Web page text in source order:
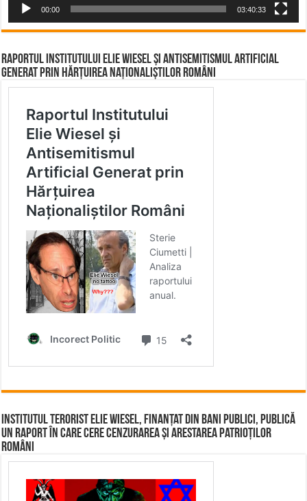
00:00 03:40:33
Raportul Institutului Elie Wiesel și Antisemitismul Artificial
Generat prin Hărțuirea Naționaliștilor Români
Institutul terorist Elie Wiesel, finanțat din bani publici, publică
un raport în care cere cenzurarea și arestarea patrioților
români